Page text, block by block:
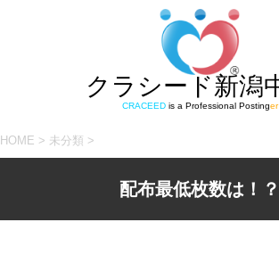
クラシード新潟
CRACEEDis a Professional Postinger
HOME > 未分類 >
配布最低枚数は！？